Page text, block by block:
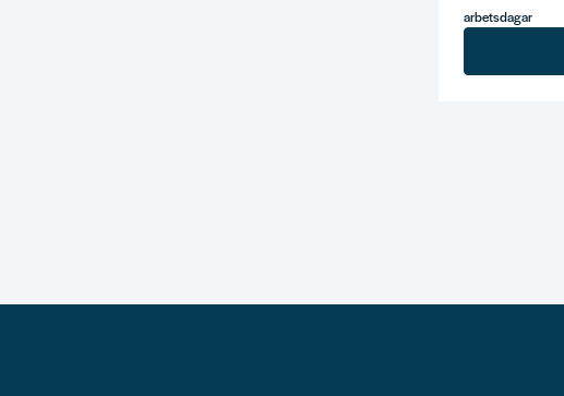
arbetsdagar